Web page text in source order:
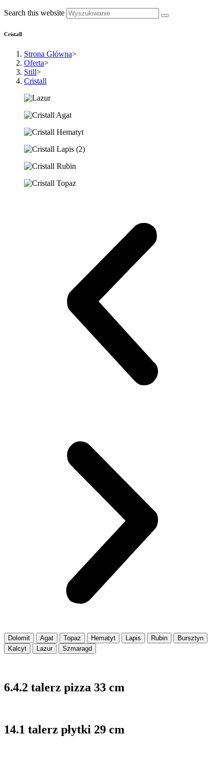
Search this website
Cristall
Strona Główna>
Oferta>
Still>
Cristall
Dolomit Agat Topaz Hematyt Lapis Rubin
Bursztyn
Kalcyt
Lazur Szmaragd
6.4.2 talerz pizza 33 cm
14.1 talerz płytki 29 cm